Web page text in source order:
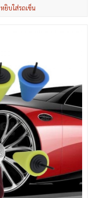
หยิบใส่รถเข็น